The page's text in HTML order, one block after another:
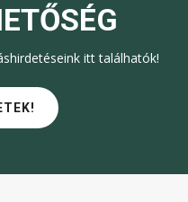
itt találhatók!